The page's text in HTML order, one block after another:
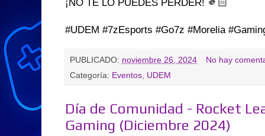
¡NO TE LO PUEDES PERDER! 🫵🏻
#UDEM #7zEsports #Go7z #Morelia
PUBLICADO: noviembre 26, 2024
No hay
Categoría: Eventos, UDEM
Día de Comunidad - Rocket
Gaming (Diciembre 2024)